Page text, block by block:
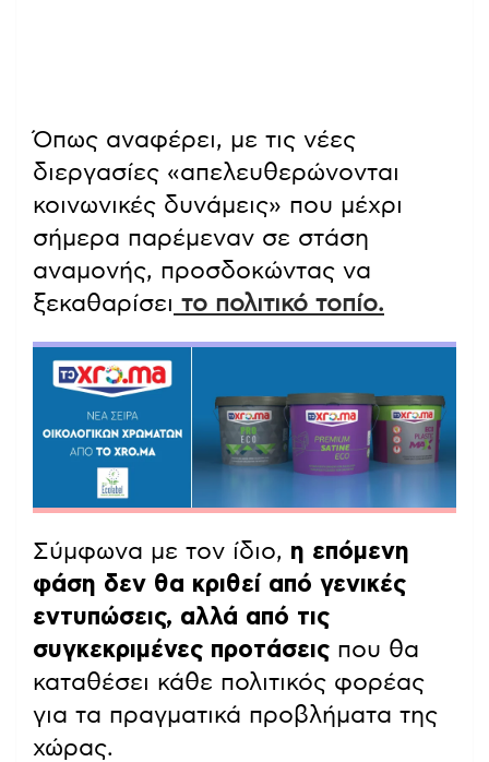
Όπως αναφέρει, με τις νέες
διεργασίες «απελευθερώνονται
κοινωνικές δυνάμεις» που μέχρι
σήμερα παρέμεναν σε στάση
αναμονής, προσδοκώντας να
ξεκαθαρίσει το πολιτικό τοπίο.
Σύμφωνα με τον ίδιο, η επόμενη
φάση δεν θα κριθεί από γενικές
εντυπώσεις, αλλά από τις
συγκεκριμένες προτάσεις που θα
καταθέσει κάθε πολιτικός φορέας
για τα πραγματικά προβλήματα της
χώρας.